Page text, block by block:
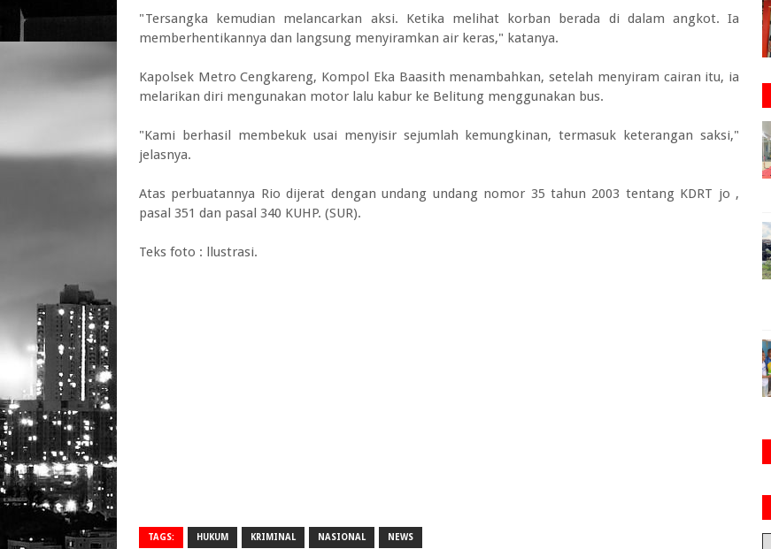
"Tersangka kemudian melancarkan aksi. Ketika melihat korban berada di dalam angkot. Ia
memberhentikannya dan langsung menyiramkan air keras," katanya.
Kapolsek Metro Cengkareng, Kompol Eka Baasith menambahkan, setelah menyiram cairan itu, ia
melarikan diri mengunakan motor lalu kabur ke Belitung menggunakan bus.
"Kami berhasil membekuk usai menyisir sejumlah kemungkinan, termasuk keterangan saksi,"
jelasnya.
Atas perbuatannya Rio dijerat dengan undang undang nomor 35 tahun 2003 tentang KDRT jo ,
pasal 351 dan pasal 340 KUHP. (SUR).
Teks foto : llustrasi.
TAGS: HUKUM KRIMINAL NASIONAL NEWS